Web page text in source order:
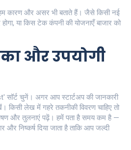
हम कारण और असर भी बताते हैं। जैसे किसी नई
या किस टेक कंपनी की योजनाएँ बाजार को
और उपयोगी
चुनें। अगर आप स्टार्टअप की जानकारी
किसी लेख में गहरे तकनीकी विवरण चाहिए तो
और तुलनाएं पढ़ें। हमें पता है समय कम है —
निष्कर्ष दिया जाता है ताकि आप जल्दी